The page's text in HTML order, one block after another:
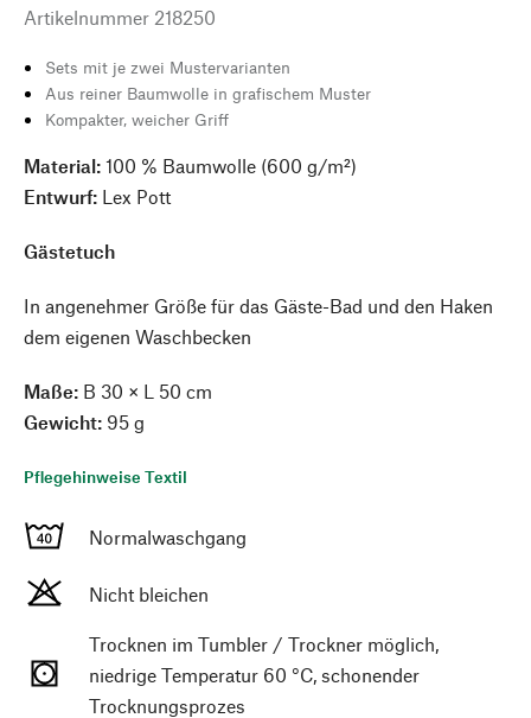
Artikelnummer 218250
Sets mit je zwei Mustervarianten
Aus reiner Baumwolle in grafischem Muster
Kompakter, weicher Griff
Material: 100 % Baumwolle (600 g/m²)
Entwurf: Lex Pott
Gästetuch
In angenehmer Größe für das Gäste-Bad und den Haken
dem eigenen Waschbecken
Maße: B 30 × L 50 cm
Gewicht: 95 g
Pflegehinweise Textil
Normalwaschgang
Nicht bleichen
Trocknen im Tumbler / Trockner möglich,
niedrige Temperatur 60 °C, schonender
Trocknungsprozes